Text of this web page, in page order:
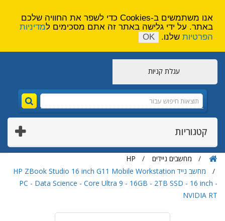
עגלת קניות
קטגוריות
מחשבים ניידים
HP
מחשב נייד HP ZBook Studio 16 inch G11 Mobile Workstation
PC - Data Science - Core Ultra 9 - 16GB - 2TB SSD - 16 inch -
NVIDIA RT
אנו משתמשים ב-Cookies כדי לשפר את החוויה שלכם
באתר. על ידי גלישה באתר זה אתם מסכימים למדיניות
הפרטיות שלנו. OK